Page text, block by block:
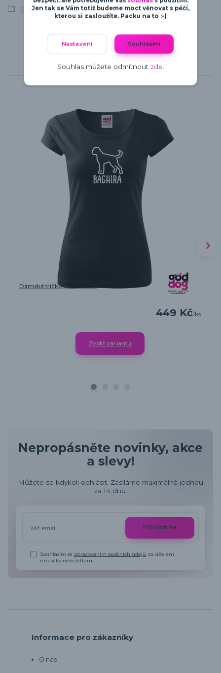
S vlastním textem
Dámské tričko „Můj Boxer“
449 Kč/ks
Zvolit variantu
Nepropásněte novinky, akce
a slevy!
Můžete se kdykoli odhlásit. Zasíláme maximálně jednou
za 14 dnů.
Přihlásit se
Souhlasím se zpracováním osobních údajů za účelem
rozesílky newsletteru.
Informace pro zákazníky
O nás
Jen tak se Vám totiž budeme moct věnovat s péčí,
kterou si zasloužíte. Packu na to :-)
Nastavení Souhlasím
Souhlas můžete odmítnout zde.